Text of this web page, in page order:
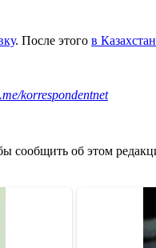
. После этого в
korrespondentnet
сообщить об этом